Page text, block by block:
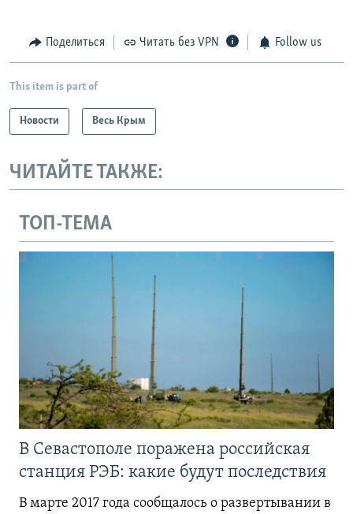
Поделиться Читать без VPN Follow us
This item is part of
Новости Весь Крым
ЧИТАЙТЕ ТАКЖЕ:
ТОП-ТЕМА
В Севастополе поражена российская
станция РЭБ: какие будут последствия
В марте 2017 года сообщалось о развертывании в